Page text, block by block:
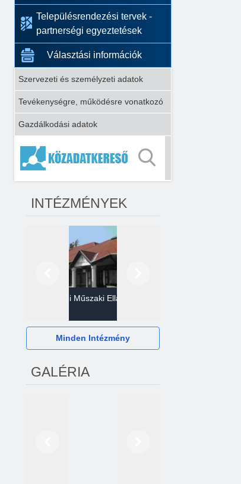
Településrendezési tervek -
partnerségi egyeztetések
Választási információk
Szervezeti és személyzeti adatok
Tevékenységre, működésre vonatkozó
Gazdálkodási adatok
INTÉZMÉNYEK
Gazdasági Műszaki Ellátó
Minden Intézmény
GALÉRIA